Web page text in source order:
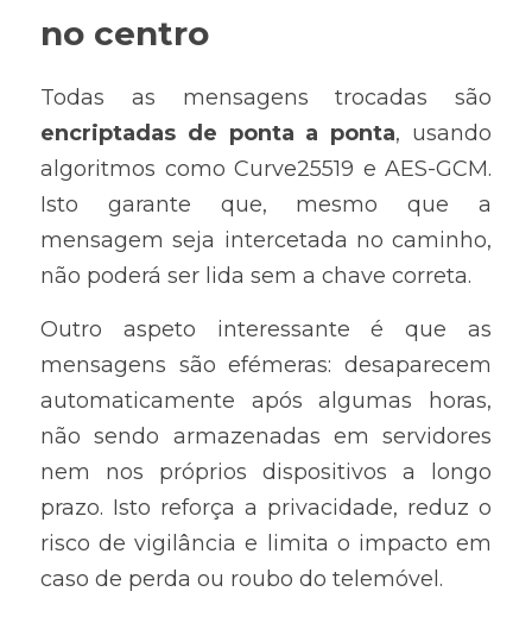
no centro
encriptadas de ponta a ponta, usando
algoritmos como Curve25519 e AES-GCM.
Isto garante que, mesmo que a
mensagem seja intercetada no caminho,
não poderá ser lida sem a chave correta.
Outro aspeto interessante é que as
mensagens são efémeras: desaparecem
automaticamente após algumas horas,
não sendo armazenadas em servidores
nem nos próprios dispositivos a longo
prazo. Isto reforça a privacidade, reduz o
risco de vigilância e limita o impacto em
caso de perda ou roubo do telemóvel.